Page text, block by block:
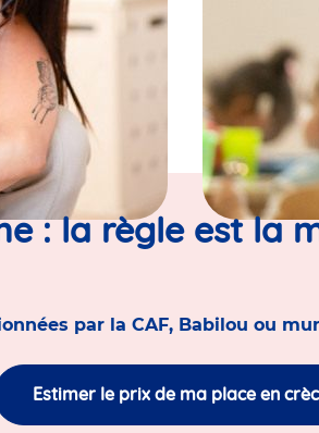
: la règle est la
par la CAF, Babilou ou
Estimer le prix de ma place en